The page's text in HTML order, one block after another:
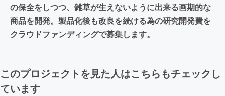
の保全をしつつ、雑草が生えないように出来る画期的な
商品を開発。製品化後も改良を続ける為の研究開発費を
クラウドファンディングで募集します。
このプロジェクトを見た人はこちらもチェックし
ています